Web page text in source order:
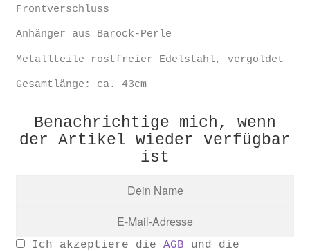
Frontverschluss
Anhänger aus Barock-Perle
Metallteile rostfreier Edelstahl, vergoldet
Gesamtlänge: ca. 43cm
Benachrichtige mich, wenn
der Artikel wieder verfügbar
ist
Ich akzeptiere die AGB und die